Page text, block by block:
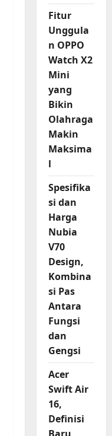
Fitur
Unggula
n OPPO
Watch X2
Mini
yang
Bikin
Olahraga
Makin
Maksima
l
Spesifika
si dan
Harga
Nubia
V70
Design,
Kombina
si Pas
Antara
Fungsi
dan
Gengsi
Acer
Swift Air
16,
Definisi